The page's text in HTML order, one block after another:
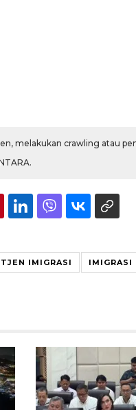
melakukan crawling atau
IMIGRASI IMIGRASI